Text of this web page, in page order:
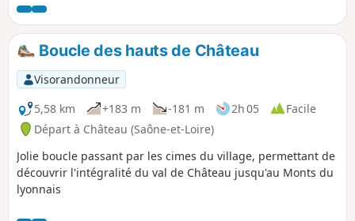
Vincent et Montceau-les-Mines au Nord-Ouest, la région
chalonnaise au Nord-Est, le Clunysois à l’Est, le Mont Saint-
Cyr et les contreforts du Beaujolais au Sud. Le retour
s'effectue via Sivignon.
Boucle des hauts de Château
Visorandonneur
5,58 km
+183 m -181 m 2h 05
Facile
Départ à Château (Saône-et-Loire)
Jolie boucle passant par les cimes du village, permettant de
découvrir l'intégralité du val de Château jusqu'au Monts du
lyonnais